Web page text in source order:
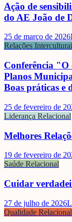
Ação de
do AE João de
25 de março de 2026
Relações
Conferência "O
Planos
Boas práticas e
25 de fevereiro de
Liderança Relacional
Melhores
19 de fevereiro de
Saúde Relacional
Cuidar
27 de julho de 2026
Qualidade Relacional